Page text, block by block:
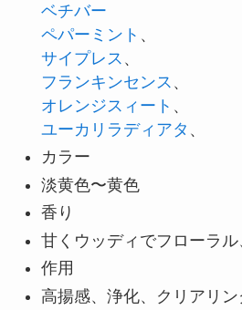
ベチバー
ペパーミント 、
サイプレス 、
フランキンセンス 、
オレンジスィート 、
ユーカリラディアタ 、
カラー
淡黄色〜黄色
香り
甘くウッディでフローラ
作用
高揚感、浄化、クリアリ